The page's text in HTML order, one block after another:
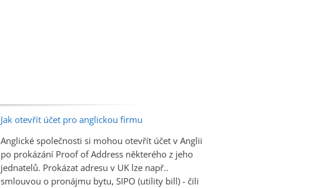
Jak otevřít účet pro anglickou firmu
Anglické společnosti si mohou otevřít účet v Anglii
po prokázání Proof of Address některého z jeho
jednatelů. Prokázat adresu v UK lze např..
smlouvou o pronájmu bytu, SIPO (utility bill) - čili